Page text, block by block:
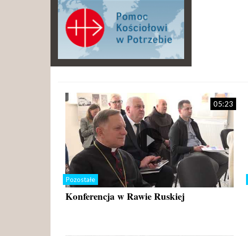
Pozostałe
05:23
Konferencja w Rawie Ruskiej